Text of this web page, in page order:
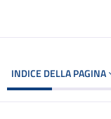
INDICE DELLA PAGINA